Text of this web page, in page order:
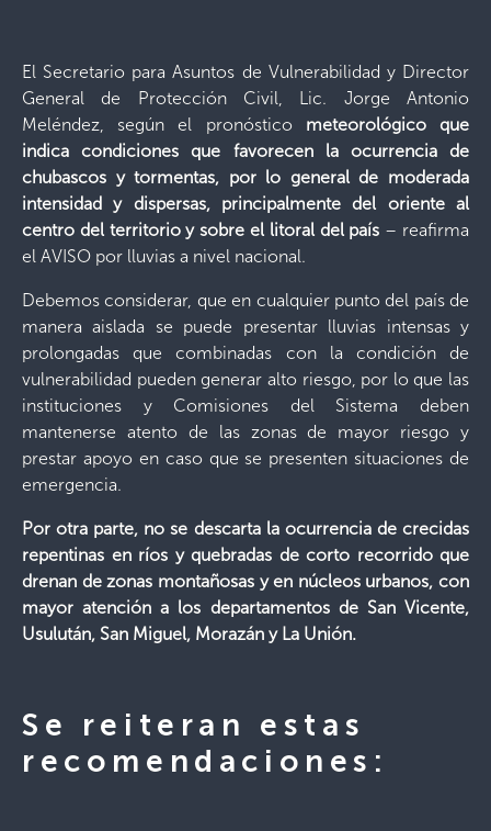
El Secretario para Asuntos de Vulnerabilidad y Director
General de Protección Civil, Lic. Jorge Antonio
Meléndez, según el pronóstico meteorológico que
indica condiciones que favorecen la ocurrencia de
chubascos y tormentas, por lo general de moderada
intensidad y dispersas, principalmente del oriente al
centro del territorio y sobre el litoral del país – reafirma
el AVISO por lluvias a nivel nacional.
Debemos considerar, que en cualquier punto del país de
manera aislada se puede presentar lluvias intensas y
prolongadas que combinadas con la condición de
vulnerabilidad pueden generar alto riesgo, por lo que las
instituciones y Comisiones del Sistema deben
mantenerse atento de las zonas de mayor riesgo y
prestar apoyo en caso que se presenten situaciones de
emergencia.
Por otra parte, no se descarta la ocurrencia de crecidas
repentinas en ríos y quebradas de corto recorrido que
drenan de zonas montañosas y en núcleos urbanos, con
mayor atención a los departamentos de San Vicente,
Usulután, San Miguel, Morazán y La Unión.
Se reiteran estas
recomendaciones: